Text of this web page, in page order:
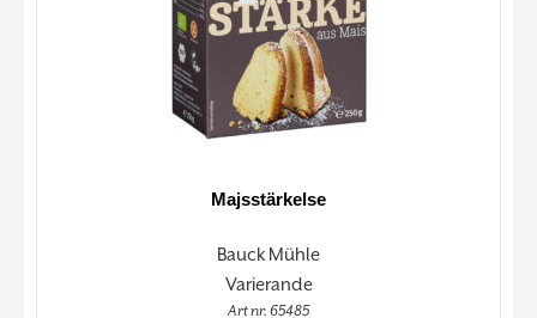
Majsstärkelse
Bauck Mühle
Varierande
Art nr. 65485